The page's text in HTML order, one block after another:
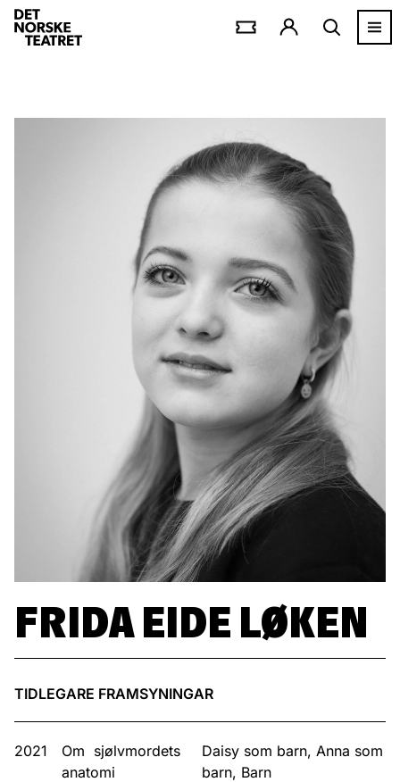
FRIDA EIDE LØKEN
TIDLEGARE FRAMSYNINGAR
2021
Om sjølvmordets
anatomi
Daisy som barn, Anna som
barn, Barn